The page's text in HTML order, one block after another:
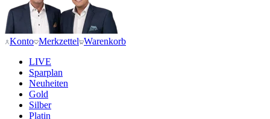
Konto Merkzettel Warenkorb
LIVE
Sparplan
Neuheiten
Gold
Silber
Platin